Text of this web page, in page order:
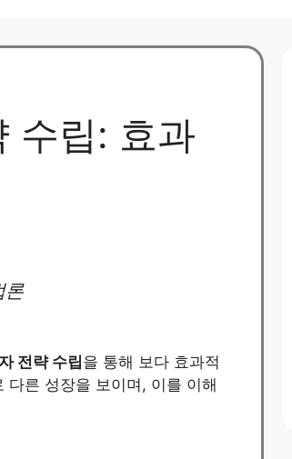
수립: 효과
론
전략 수립을 통해 보다 효과적
다른 성장을 보이며, 이를 이해